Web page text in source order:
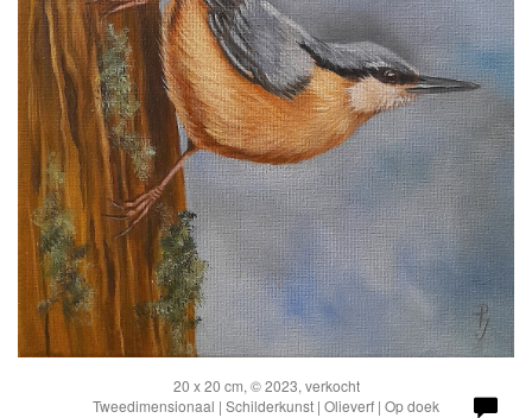
20 x 20 cm, © 2023, verkocht
Tweedimensionaal | Schilderkunst | Olieverf | Op doek